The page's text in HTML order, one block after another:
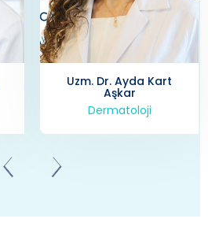
Uzm. Dr. Ayda Kart
Aşkar
Dermatoloji